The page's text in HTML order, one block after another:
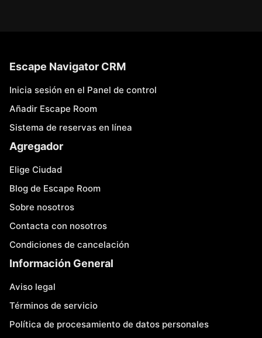
Escape Navigator CRM
Inicia sesión en el Panel de control
Añadir Escape Room
Sistema de reservas en línea
Agregador
Elige Ciudad
Blog de Escape Room
Sobre nosotros
Contacta con nosotros
Condiciones de cancelación
Información General
Aviso legal
Términos de servicio
Política de procesamiento de datos personales